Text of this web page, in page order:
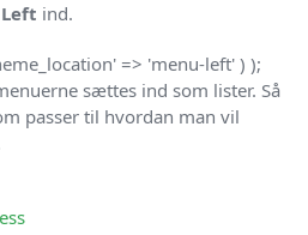
ind.
=> 'menu-left' ) );
sættes ind som lister. Så
passer til hvordan man vil